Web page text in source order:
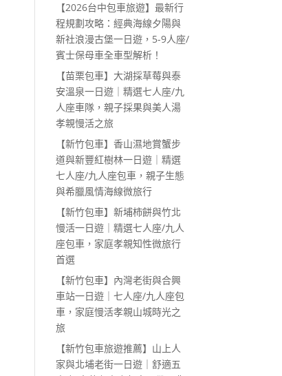
【2026台中包車旅遊】最新行
程規劃攻略：經典海線夕陽與
新社浪漫古堡一日遊，5-9人座/
賓士保母車全車型解析！
【苗栗包車】大湖採草莓與泰
安溫泉一日遊｜精選七人座/九
人座車隊，親子採果與美人湯
孝親慢活之旅
【新竹包車】香山濕地賞蟹步
道與新豐紅樹林一日遊｜精選
七人座/九人座包車，親子生態
與希臘風情海線微旅行
【新竹包車】新埔柿餅與竹北
慢活一日遊｜精選七人座/九人
座包車，家庭孝親知性微旅行
首選
【新竹包車】內灣老街與合興
車站一日遊｜七人座/九人座包
車，家庭慢活孝親山城時光之
旅
【新竹包車旅遊推薦】山上人
家與北埔老街一日遊｜舒適五